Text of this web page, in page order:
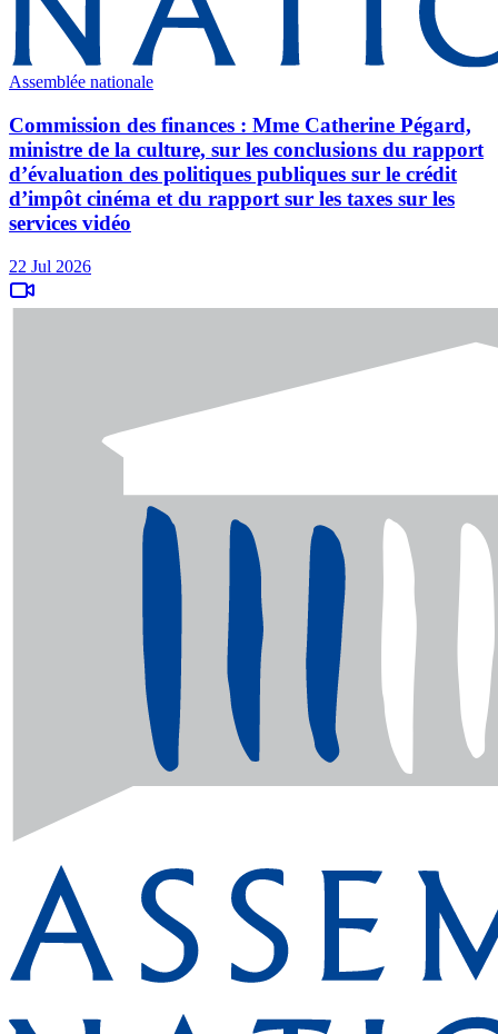
Assemblée nationale
Commission des finances : Mme Catherine Pégard,
ministre de la culture, sur les conclusions du rapport
d’évaluation des politiques publiques sur le crédit
d’impôt cinéma et du rapport sur les taxes sur les
services vidéo
22 Jul 2026